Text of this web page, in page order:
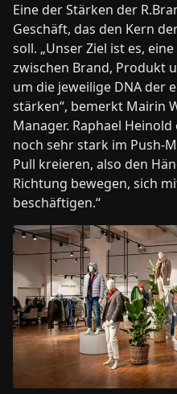
Eine der Stärken der
Geschäft, das den Kern
soll. „Unser Ziel ist es,
zwischen Brand, Produkt
um die jeweilige DNA der
stärken“, bemerkt Mairin
Manager. Raphael
noch sehr stark im Push-
Pull kreieren, also den
Richtung bewegen, sich
beschäftigen.“